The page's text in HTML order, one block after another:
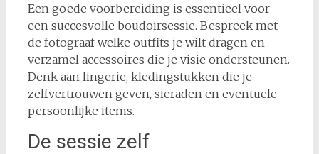
Een goede voorbereiding is essentieel voor
een succesvolle boudoirsessie. Bespreek met
de fotograaf welke outfits je wilt dragen en
verzamel accessoires die je visie ondersteunen.
Denk aan lingerie, kledingstukken die je
zelfvertrouwen geven, sieraden en eventuele
persoonlijke items.
De sessie zelf